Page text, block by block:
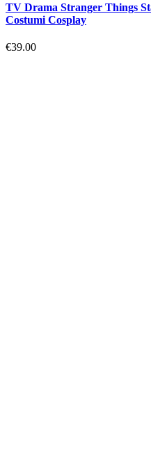
TV Drama Stranger Things
Costumi Cosplay
€39.00